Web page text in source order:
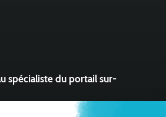
spécialiste du portail sur-